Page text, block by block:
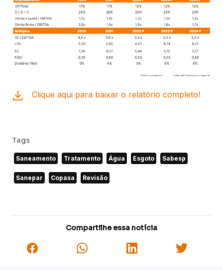
Clique aqui para baixar o relatório completo!
Tags
Saneamento Tratamento Água Esgoto Sabesp
Sanepar Copasa Revisão
Compartilhe essa notícia